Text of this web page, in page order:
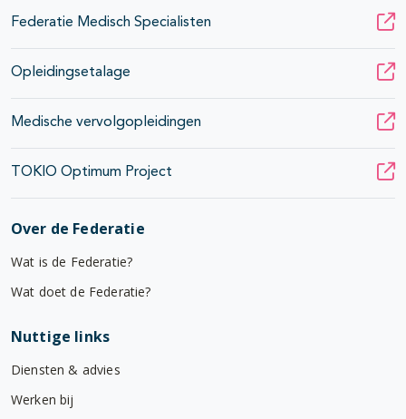
Federatie Medisch Specialisten
Opleidingsetalage
Medische vervolgopleidingen
TOKIO Optimum Project
Over de Federatie
Wat is de Federatie?
Wat doet de Federatie?
Nuttige links
Diensten & advies
Werken bij